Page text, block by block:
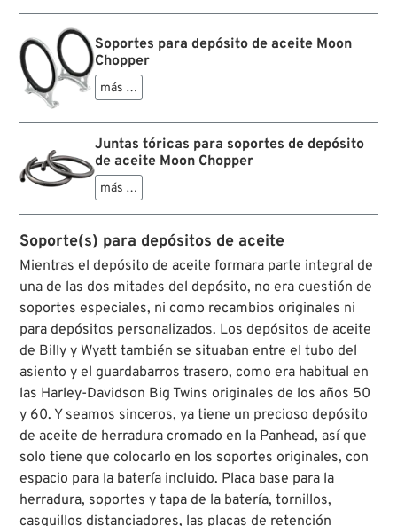
una tapa de aluminio cromada para el caucho
Aquí está la solución. Utiliza nuestros silentblocs
con tapa cromada para fijar depósitos de aceite,
cajas de batería y mucho más y protegerlos de
vibraciones.
Soportes para depósito de aceite Moon
Chopper
más …
Juntas tóricas para soportes de depósito
de aceite Moon Chopper
más …
Soporte(s) para depósitos de aceite
Mientras el depósito de aceite formara parte integral de
una de las dos mitades del depósito, no era cuestión de
soportes especiales, ni como recambios originales ni
para depósitos personalizados. Los depósitos de aceite
de Billy y Wyatt también se situaban entre el tubo del
asiento y el guardabarros trasero, como era habitual en
las Harley-Davidson Big Twins originales de los años 50
y 60. Y seamos sinceros, ya tiene un precioso depósito
de aceite de herradura cromado en la Panhead, así que
solo tiene que colocarlo en los soportes originales, con
espacio para la batería incluido. Placa base para la
herradura, soportes y tapa de la batería, tornillos,
casquillos distanciadores, las placas de retención